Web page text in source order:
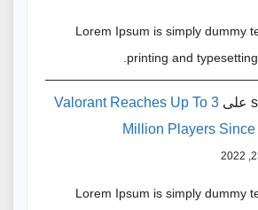
Lorem Ipsum is simply dummy
printing and
على Valorant Reaches Up To 3
Million Players
Lorem Ipsum is simply dummy